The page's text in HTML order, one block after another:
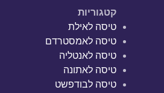
קטגוריות
טיסה לאילת
טיסה לאמסטרדם
טיסה לאנטליה
טיסה לאתונה
טיסה לבודפשט